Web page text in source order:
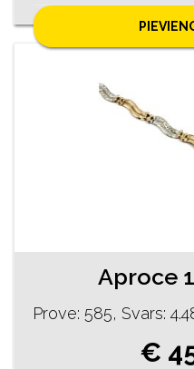
Aproce
Prove: 585, Svars:
€